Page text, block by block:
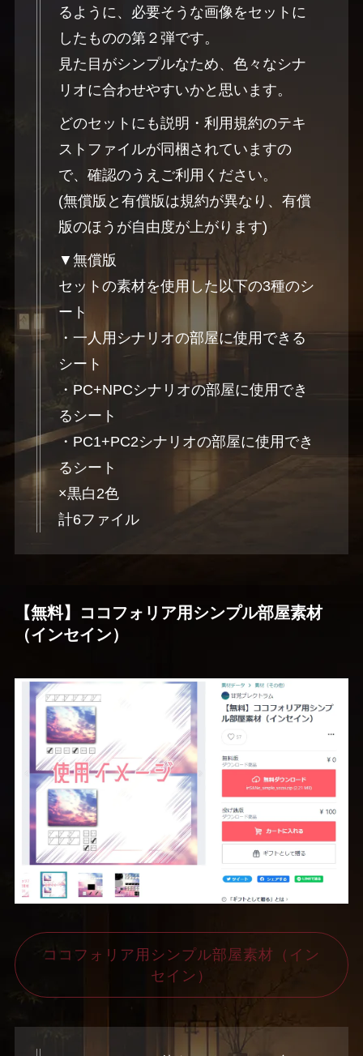
るように、必要そうな画像をセットに
したものの第２弾です。
見た目がシンプルなため、色々なシナ
リオに合わせやすいかと思います。
どのセットにも説明・利用規約のテキ
ストファイルが同梱されていますの
で、確認のうえご利用ください。
(無償版と有償版は規約が異なり、有償
版のほうが自由度が上がります)
▼無償版
セットの素材を使用した以下の3種のシ
ート
・一人用シナリオの部屋に使用できる
シート
・PC+NPCシナリオの部屋に使用でき
るシート
・PC1+PC2シナリオの部屋に使用でき
るシート
×黒白2色
計6ファイル
【無料】ココフォリア用シンプル部屋素材
（インセイン）
ココフォリア用シンプル部屋素材（イン
セイン）